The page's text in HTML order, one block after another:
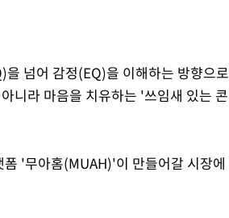
넘어 감정(EQ)을 이해하는 방향으로
니라 마음을 치유하는 '쓰임새 있는 콘
'무아홈(MUAH)'이 만들어갈 시장에